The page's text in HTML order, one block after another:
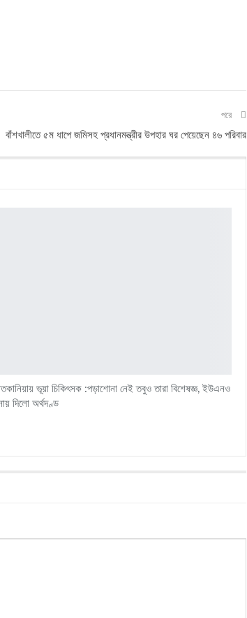
পরে
বাঁশখালীতে ৫ম ধাপে জমিসহ প্রধানমন্ত্রীর উপহার ঘর পেয়েছেন ৪৬ পরিবার
ভূয়া চিকিৎসক :পড়াশোনা নেই তবুও তারা বিশেষজ্ঞ, ইউএনও
দিলো অর্থদণ্ড